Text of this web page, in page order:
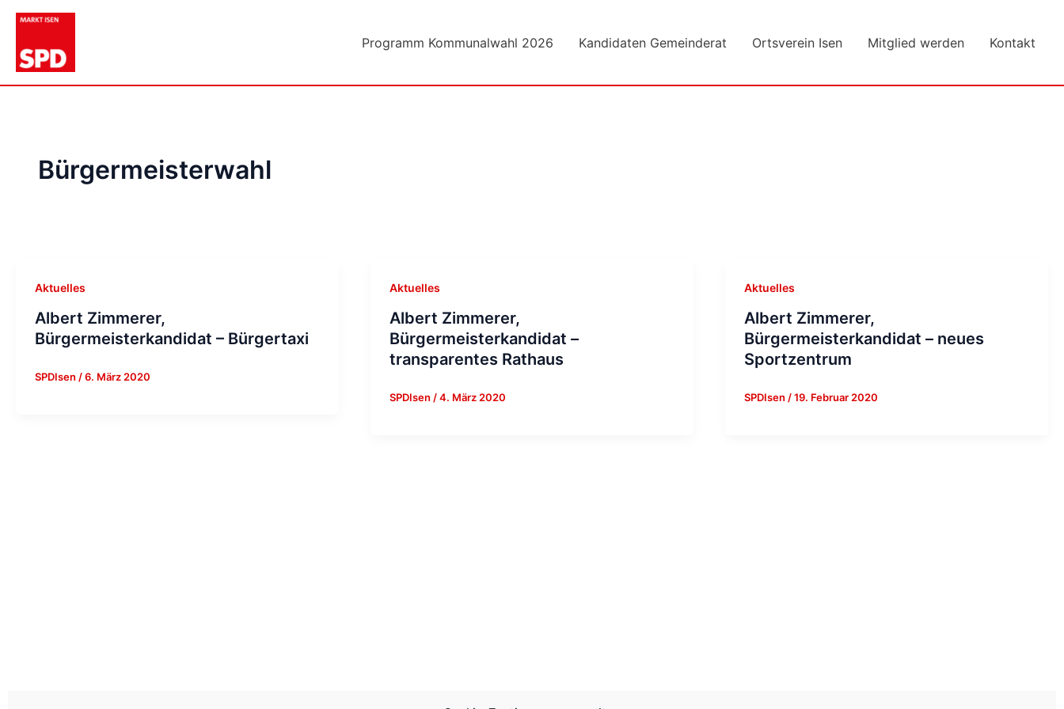
Zum
springen
Programm Kommunalwahl 2026 Kandidaten Gemeinderat Ortsverein Isen Mitglied werden Kontakt
Bürgermeisterwahl
Aktuelles
Albert Zimmerer,
Bürgermeisterkandidat – Bürgertaxi
SPDIsen /6. März 2020
Aktuelles
Albert Zimmerer,
Bürgermeisterkandidat –
transparentes Rathaus
SPDIsen /4. März 2020
Aktuelles
Albert Zimmerer,
Bürgermeisterkandidat – neues
Sportzentrum
SPDIsen /19. Februar 2020